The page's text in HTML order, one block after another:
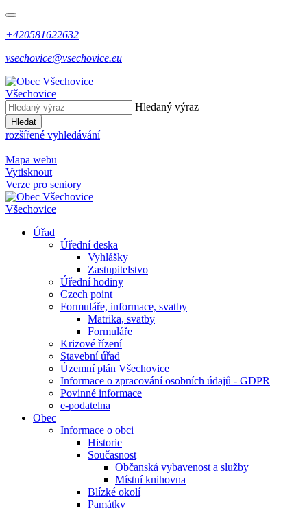
+420581622632
vsechovice@vsechovice.eu
Všechovice
Hledaný výraz
Hledat
rozšířené vyhledávání
Mapa webu
Vytisknout
Verze pro seniory
Všechovice
Úřad
Úřední deska
Vyhlášky
Zastupitelstvo
Úřední hodiny
Czech point
Formuláře, informace, svatby
Matrika, svatby
Formuláře
Krizové řízení
Stavební úřad
Územní plán Všechovice
Informace o zpracování osobních údajů - GDPR
Povinné informace
e-podatelna
Obec
Informace o obci
Historie
Současnost
Občanská vybavenost a služby
Místní knihovna
Blízké okolí
Památky